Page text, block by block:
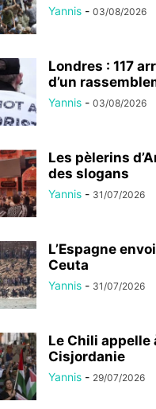
Yannis - 03/08/2026
Londres : 117
d’un
Yannis - 03/08/2026
Les pèlerins
des slogans
Yannis - 31/07/2026
L’Espagne
Ceuta
Yannis - 31/07/2026
Le Chili appelle
Cisjordanie
Yannis - 29/07/2026